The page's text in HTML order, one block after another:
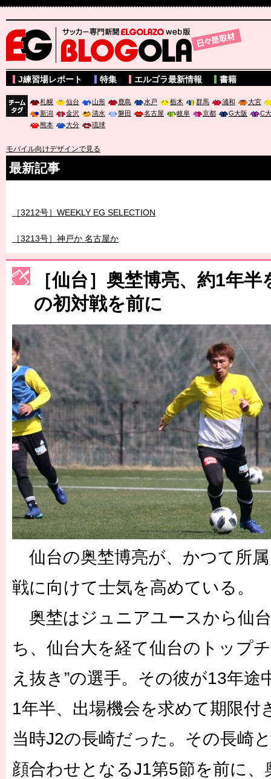
サッカー専門新聞ELGOLAZO web版 BLOGOLA
J練習場レポート 特集 エルゴラ最新情報 書籍
札幌 仙台 山形 鹿島 水戸 栃木 群馬 浦和
大宮
新潟
金沢 清水 磐田 名古屋 岐阜 京都 G大阪
C
熊本
大分 琉球
モバイル向けデザインで見る
最新記事
［3212号］WEEKLY EG SELECTION
［3213号］神戸か 名古屋か
［3214号］WEST制覇
［3215号］WEEKLY EG SELECTION
［3216号］行く末占うラストワン
［3217号］最高の景色へ出国
［3218号］WEEKLY EG SELECTION
［3219号］特別な覇者へ 大逆転か連破か
［3220号］伝説の王者、黄金のシャーレ
［仙台］奥埜博亮、約1年
の初対戦を前に
仙台の奥埜博亮が、かつて所
戦に向けて士気を高めている。
奥埜はジュニアユースから仙
ち、仙台大を経て仙台のトップ
え抜き”の選手。その彼が13年
1年半、出場機会を求めて期限付
当時J2の長崎だった。その長崎
顔合わせとなるJ1第5節を前に